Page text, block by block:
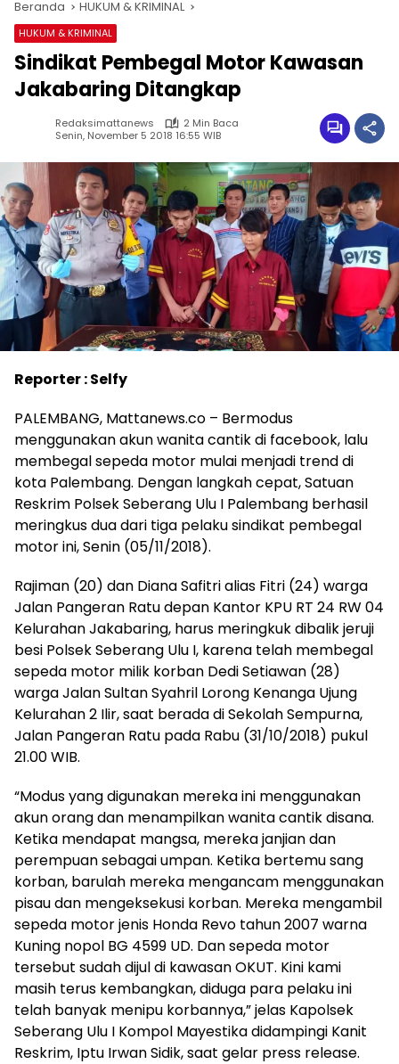
Beranda HUKUM & KRIMINAL
HUKUM & KRIMINAL
Sindikat Pembegal Motor Kawasan
Jakabaring Ditangkap
Redaksimattanews
2 Min Baca
Senin, November 5 2018 16:55 WIB
Reporter : Selfy
PALEMBANG, Mattanews.co – Bermodus
menggunakan akun wanita cantik di facebook, lalu
membegal sepeda motor mulai menjadi trend di
kota Palembang. Dengan langkah cepat, Satuan
Reskrim Polsek Seberang Ulu I Palembang berhasil
meringkus dua dari tiga pelaku sindikat pembegal
motor ini, Senin (05/11/2018).
Rajiman (20) dan Diana Safitri alias Fitri (24) warga
Jalan Pangeran Ratu depan Kantor KPU RT 24 RW 04
Kelurahan Jakabaring, harus meringkuk dibalik jeruji
besi Polsek Seberang Ulu I, karena telah membegal
sepeda motor milik korban Dedi Setiawan (28)
warga Jalan Sultan Syahril Lorong Kenanga Ujung
Kelurahan 2 Ilir, saat berada di Sekolah Sempurna,
Jalan Pangeran Ratu pada Rabu (31/10/2018) pukul
21.00 WIB.
“Modus yang digunakan mereka ini menggunakan
akun orang dan menampilkan wanita cantik disana.
Ketika mendapat mangsa, mereka janjian dan
perempuan sebagai umpan. Ketika bertemu sang
korban, barulah mereka mengancam menggunakan
pisau dan mengeksekusi korban. Mereka mengambil
sepeda motor jenis Honda Revo tahun 2007 warna
Kuning nopol BG 4599 UD. Dan sepeda motor
tersebut sudah dijul di kawasan OKUT. Kini kami
masih terus kembangkan, diduga para pelaku ini
telah banyak menipu korbannya,” jelas Kapolsek
Seberang Ulu I Kompol Mayestika didampingi Kanit
Reskrim, Iptu Irwan Sidik, saat gelar press release.